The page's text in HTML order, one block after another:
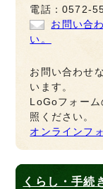
電話：0572-
お問い合
い。
お問い合わせ
います。
LoGoフォー
照ください。
オンラインフ
くらし・手続